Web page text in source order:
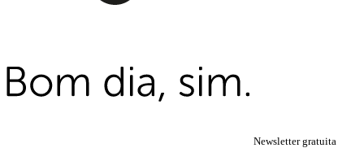
Newsletter gratuita